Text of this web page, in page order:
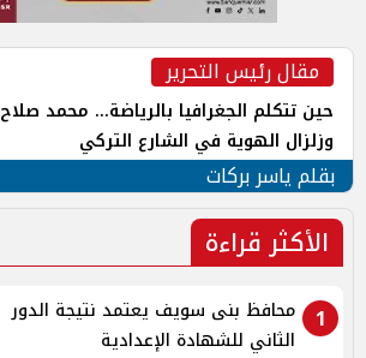
مقال رئيس التحرير
حين تتكلم الجغرافيا بالرياضة... محمد صلاح
وزلزال الهوية في الشارع التركي
بقلم ياسر بركات
الأكثر قراءة
1
محافظ بنى سويف يعتمد نتيجة الدور
الثاني للشهادة الإعدادية